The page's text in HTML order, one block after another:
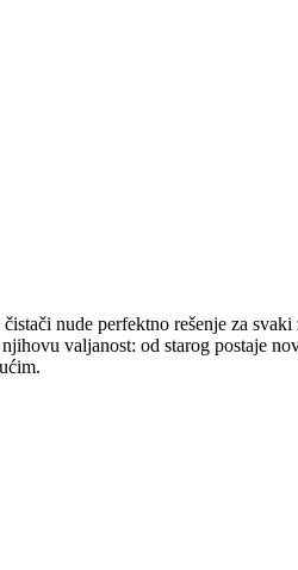
nude perfektno rešenje za
valjanost: od starog postaje